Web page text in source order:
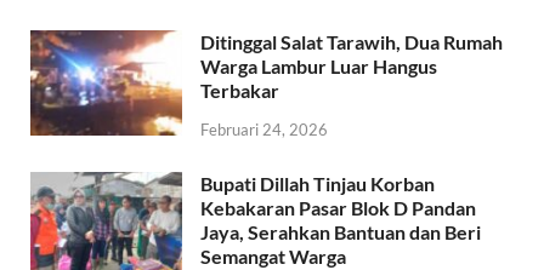
Ditinggal Salat Tarawih, Dua Rumah
Warga Lambur Luar Hangus
Terbakar
Februari 24, 2026
Bupati Dillah Tinjau Korban
Kebakaran Pasar Blok D Pandan
Jaya, Serahkan Bantuan dan Beri
Semangat Warga